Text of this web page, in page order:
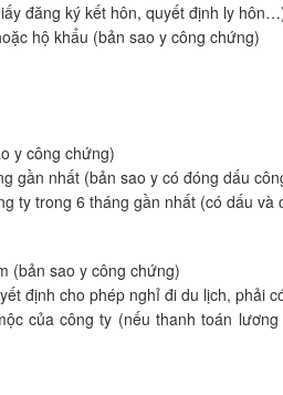
đăng ký kết hôn, quyết định ly
hộ khẩu (bản sao y công chứng)
y công chứng)
gần nhất (bản sao y có đóng dấu
ty trong 6 tháng gần nhất (có dấu và
(bản sao y công chứng)
định cho phép nghỉ đi du lịch, phải
của công ty (nếu thanh toán